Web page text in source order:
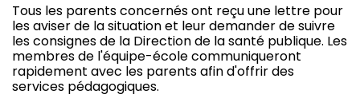
Tous les parents concernés ont reçu une lettre pour
les aviser de la situation et leur demander de suivre
les consignes de la Direction de la santé publique. Les
membres de l'équipe-école communiqueront
rapidement avec les parents afin d'offrir des
services pédagogiques.